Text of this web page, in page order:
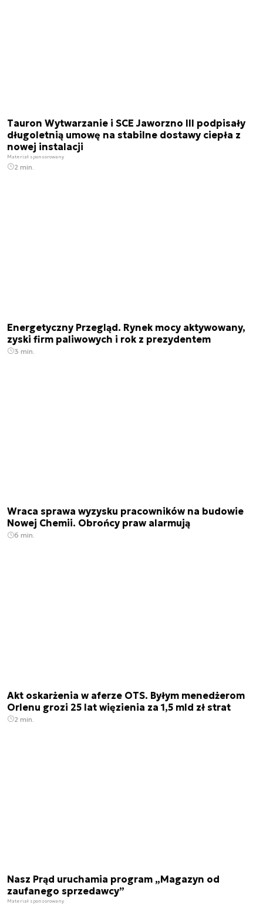
Tauron Wytwarzanie i SCE Jaworzno III podpisały
długoletnią umowę na stabilne dostawy ciepła z
nowej instalacji
Materiał sponsorowany
2 min.
Energetyczny Przegląd. Rynek mocy aktywowany,
zyski firm paliwowych i rok z prezydentem
3 min.
Wraca sprawa wyzysku pracowników na budowie
Nowej Chemii. Obrońcy praw alarmują
6 min.
Akt oskarżenia w aferze OTS. Byłym menedżerom
Orlenu grozi 25 lat więzienia za 1,5 mld zł strat
2 min.
Nasz Prąd uruchamia program „Magazyn od
zaufanego sprzedawcy”
Materiał sponsorowany